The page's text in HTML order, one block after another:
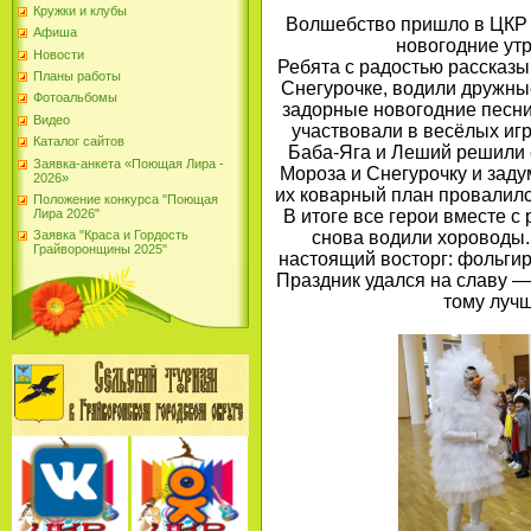
Кружки и клубы
Афиша
Новости
Планы работы
Фотоальбомы
Видео
Каталог сайтов
Заявка-анкета «Поющая Лира -
2026»
Положение конкурса "Поющая
Лира 2026"
Заявка "Краса и Гордость
Грайворонщины 2025"
Волшебство пришло в ЦКР
новогодние
Ребята с радостью
Снегурочке, водили
задорные новогодние
участвовали в весёлых
Баба‑Яга и Леший решили
Мороза и Снегурочку и
их коварный план
В итоге все герои вместе
снова водили
настоящий восторг:
Праздник удался на славу
тому